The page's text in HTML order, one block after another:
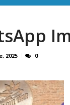
2025 0